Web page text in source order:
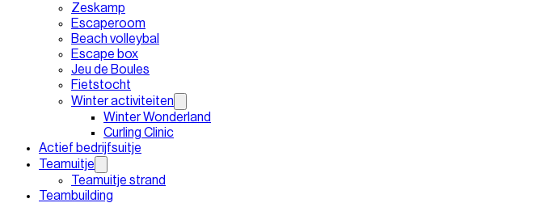
Zeskamp
Escaperoom
Beach volleybal
Escape box
Jeu de Boules
Fietstocht
Winter activiteiten
Winter Wonderland
Curling Clinic
Actief bedrijfsuitje
Teamuitje
Teamuitje strand
Teambuilding